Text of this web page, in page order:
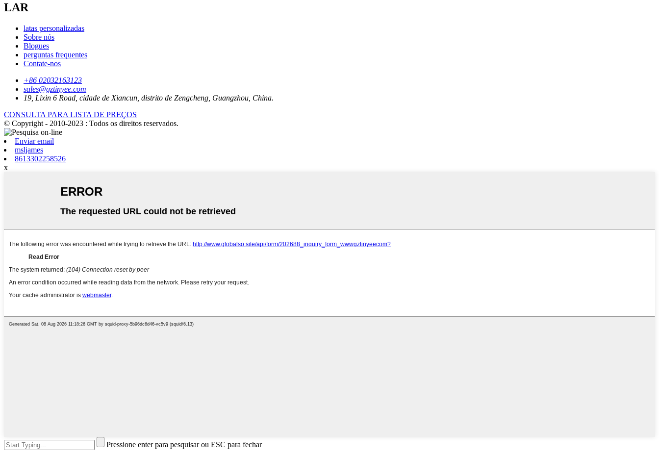
LAR
latas personalizadas
Sobre nós
Blogues
perguntas frequentes
Contate-nos
+86 02032163123
sales@gztinyee.com
19, Lixin 6 Road, cidade de Xiancun, distrito de Zengcheng, Guangzhou, China.
CONSULTA PARA LISTA DE PREÇOS
© Copyright - 2010-2023 : Todos os direitos reservados.
Enviar email
msljames
8613302258526
x
Pressione enter para pesquisar ou ESC para fechar